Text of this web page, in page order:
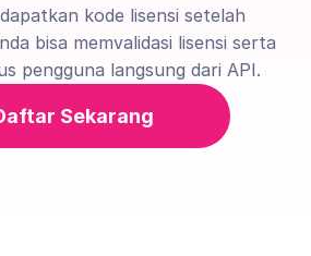
kode lisensi setelah
bisa memvalidasi lisensi serta
pengguna langsung dari API.
Sekarang